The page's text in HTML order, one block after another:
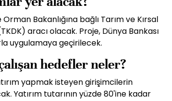
Bakanlığına bağlı Tarım ve Kırsal
aracı olacak. Proje, Dünya Bankası
uygulamaya geçirilecek.
hedefler neler?
yapmak isteyen girişimcilerin
Yatırım tutarının yüzde 80'ine kadar